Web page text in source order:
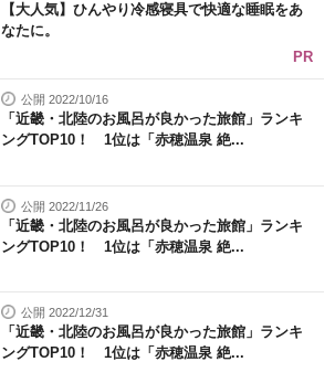
【大人気】ひんやり冷感寝具で快適な睡眠をあ
なたに。
PR
公開 2022/10/16
「近畿・北陸のお風呂が良かった旅館」ランキ
ングTOP10！ 1位は「赤穂温泉 絶...
公開 2022/11/26
「近畿・北陸のお風呂が良かった旅館」ランキ
ングTOP10！ 1位は「赤穂温泉 絶...
公開 2022/12/31
「近畿・北陸のお風呂が良かった旅館」ランキ
ングTOP10！ 1位は「赤穂温泉 絶...